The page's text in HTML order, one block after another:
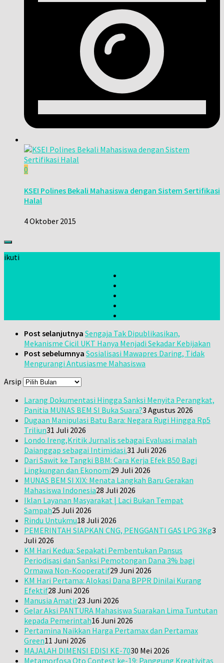
0
KSEI Polines Bekali Mahasiswa dengan Sistem Sertifikasi
Halal
4 Oktober 2015
ikuti
Post selanjutnya Sengaja Tak Dipublikasikan,
Mekanisme Cicil UKT Hanya Menjadi Sekadar Kebijakan
Post sebelumnya Sosialisasi Mawapres Daring, Tidak
Mengurangi Antusiasme Mahasiswa
Arsip
Larang Dokumentasi Hingga Sanksi Menyita Perangkat,
Panitia MUNAS BEM SI Buka Suara?3 Agustus 2026
Dugaan Manipulasi Batu Bara: Negara Rugi Hingga Rp5
Triliun31 Juli 2026
Londo Ireng,Kritik Jurnalis sebagai Evaluasi malah
Daianggap sebagai Intimidasi.31 Juli 2026
Dari Sawit ke Tangki BBM: Cara Kerja Efek B50 Bagi
Lingkungan dan Ekonomi29 Juli 2026
MUNAS BEM SI XIX: Menata Langkah Baru Gerakan
Mahasiswa Indonesia28 Juli 2026
Iklan Layanan Masyarakat | Laci Bukan Tempat
Sampah25 Juli 2026
Rindu Untukmu18 Juli 2026
PEMERINTAH SIAPKAN CNG, PENGGANTI GAS LPG 3Kg3
Juli 2026
KM Hari Kedua: Sepakati Pembentukan Pansus
Periodisasi dan Sanksi Pemotongan Dana 3% bagi
Ormawa Non-Kooperatif29 Juni 2026
KM Hari Pertama: Alokasi Dana BPPR Dinilai Kurang
Efektif28 Juni 2026
Manusia Amatir23 Juni 2026
Gelar Aksi PANTURA Mahasiswa Suarakan Lima Tuntutan
kepada Pemerintah16 Juni 2026
Pertamina Naikkan Harga Pertamax dan Pertamax
Green11 Juni 2026
MAJALAH DIMENSI EDISI KE-7030 Mei 2026
Metamorfosa Oto Contest ke-19: Panggung Kreativitas